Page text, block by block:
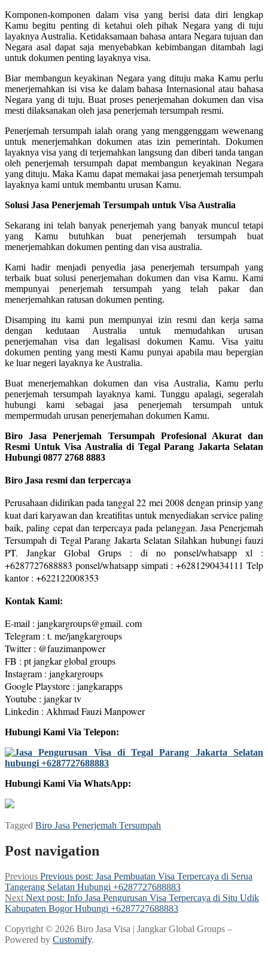
Komponen-komponen dalam visa yang berisi data diri lengkap
Kamu begitu penting di ketahui oleh pihak Negara yang di tuju
layaknya Australia. Ketidaksamaan bahasa antara Negara tujuan dan
Negara asal dapat saja menyebabkan kebimbangan ditambah lagi
untuk dokumen penting layaknya visa.
Biar membangun keyakinan Negara yang dituju maka Kamu perlu
menerjemahkan isi visa ke dalam bahasa Internasional atau bahasa
Negara yang di tuju. Buat proses penerjemahan dokumen dan visa
mesti dilaksanakan oleh jasa penerjemah tersumpah resmi.
Penerjemah tersumpah ialah orang yang menggenggam wewenang
untuk menerjemahkan dokumen atas izin pemerintah. Dokumen
layaknya visa yang di terjemahkan langsung dan diberi tanda tangan
oleh penerjemah tersumpah dapat membangun keyakinan Negara
yang dituju. Maka Kamu dapat memakai jasa penerjemah tersumpah
layaknya kami untuk membantu urusan Kamu.
Solusi Jasa Penerjemah Tersumpah untuk Visa Australia
Sekarang ini telah banyak penerjemah yang banyak muncul tetapi
yang Kamu butuhkan buat penerjemah tersumpah buat
menerjemahkan dokumen penting dan visa australia.
Kami hadir menjadi penyedia jasa penerjemah tersumpah yang
terbaik buat solusi penerjemahan dokumen dan visa Kamu. Kami
mempunyai penerjemah tersumpah yang telah pakar dan
menerjemahkan ratusan dokumen penting.
Disamping itu kami pun mempunyai izin resmi dan kerja sama
dengan kedutaan Australia untuk memudahkan urusan
penerjemahan visa dan legalisasi dokumen Kamu. Visa yaitu
dokumen penting yang mesti Kamu punyai apabila mau bepergian
ke luar negeri layaknya ke Australia.
Buat menerjemahkan dokumen dan visa Australia, Kamu perlu
penerjemah tersumpah layaknya kami. Tunggu apalagi, segeralah
hubungi kami sebagai jasa penerjemah tersumpah untuk
mempermudah urusan penerjemahan dokumen Kamu.
Biro Jasa Penerjemah Tersumpah Profesional Akurat dan
Resmi Untuk Visa Australia di Tegal Parang Jakarta Selatan
Hubungi 0877 2768 8883
Biro Jasa resmi dan terpercaya
Perusahaan didirikan pada tanggal 22 mei 2008 dengan prinsip yang
kuat dari karyawan dan kreatifitas untuk menyediakan service paling
baik, paling cepat dan terpercaya pada pelanggan. Jasa Penerjemah
Tersumpah di Tegal Parang Jakarta Selatan Silahkan hubungi fauzi
PT. Jangkar Global Grups : di no ponsel/whatsapp xl :
+6287727688883 ponsel/whatsapp simpati : +6281290434111 Telp
kantor : +622122008353
Kontak Kami:
E-mail : jangkargroups@gmail. com
Telegram : t. me/jangkargroups
Twitter : @fauzimanpower
FB : pt jangkar global groups
Instagram : jangkargroups
Google Playstore : jangkarapps
Youtube : jangkar tv
Linkedin : Akhmad Fauzi Manpower
Hubungi Kami Via Telepon:
Hubungi Kami Via WhatsApp:
Tagged Biro Jasa Penerjemah Tersumpah
Post navigation
Previous Previous post: Jasa Pembuatan Visa Terpercaya di Serua
Tangerang Selatan Hubungi +6287727688883
Next Next post: Info Jasa Pengurusan Visa Terpercaya di Situ Udik
Kabupaten Bogor Hubungi +6287727688883
Copyright © 2026 Biro Jasa Visa | Jangkar Global Groups –
Powered by Customify.